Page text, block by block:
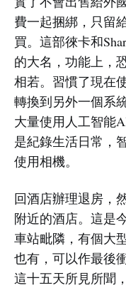
費一起捆綁，只留
買。這部徠卡和
的大名，功能上，
相若。習慣了現在
轉換到另外一個系
大量使用人工智能
是紀錄生活日常，
使用相機。
回酒店辦理退房，
附近的酒店。這是
車站毗隣，有個大
也有，可以作最後
這十五天所見所聞